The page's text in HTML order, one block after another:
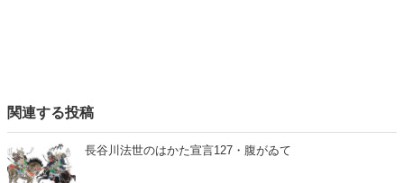
関連する投稿
長谷川法世のはかた宣言127・腹がゐて